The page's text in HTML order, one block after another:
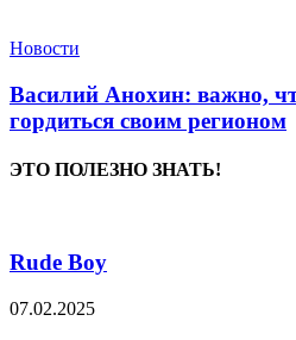
Новости
Василий Анохин: важно,
гордиться своим регионом
ЭТО ПОЛЕЗНО ЗНАТЬ!
Rude Boy
07.02.2025